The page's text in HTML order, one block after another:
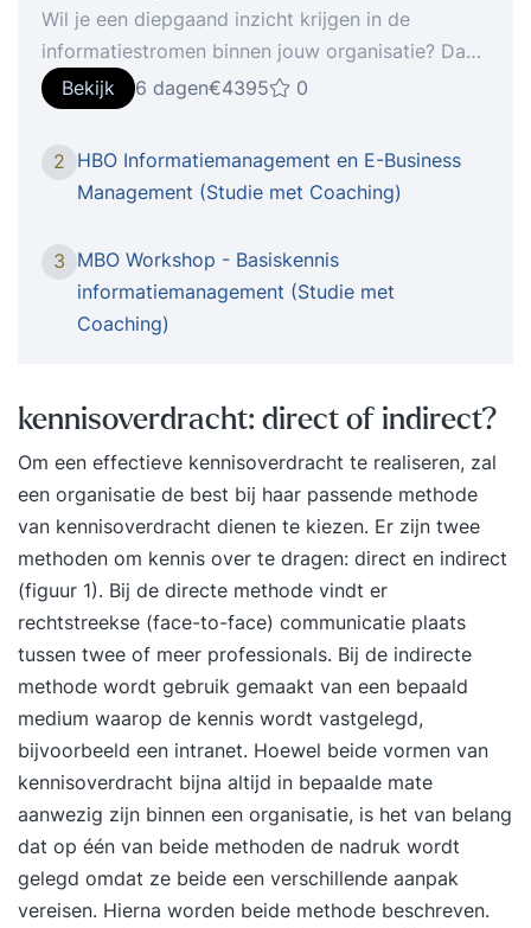
Wil je een diepgaand inzicht krijgen in de
informatiestromen binnen jouw organisatie? Dan
is de intrigerende hbo-opleiding
Informatiemanagement iets voor jou! Deze
opleiding biedt een breed scala aan
vaardigheden, waaronder het formuleren van
strategische ICT-doelstellingen, het opstellen van
datawarehousing. Tijdens de opleiding worden
diverse onderwerpen behandeld, zoals
systeemontwikkeling, kennismanagement, het
oriëntatie. Met praktijkgerichte opdrachten kun je
de verworven kennis direct toepassen in je eigen
werkomgeving. Na het afronden van deze
opleiding ben je uitgerust met de vaardigheden
om informatiemanagement op een efficiënte
manier te leiden. Schrijf je vandaag nog in en
versterk je vaardigheden in
informatiemanagement! Wil je groeien en leren
met individuele aandacht? Dan is Van Soest-
Koedam de opleider waar je naar op zoek bent.
We zetten jouw persoonlijke leertraject centraal
bij ons. Gedurende de opleiding word je van
begin tot eind uitstekend begeleid. Van Soest-
Koedam staat bekend als de toonaangevende
opleider met individuele coaching voor mensen
die continu willen blijven ontwikkelen. Je stelt
samen met ons persoonlijke leerdoelen op, werkt
Bekijk 6 dagen€4395 0
2 HBO Informatiemanagement en E-Business
Management (Studie met Coaching)
3 MBO Workshop - Basiskennis
informatiemanagement (Studie met
Coaching)
kennisoverdracht: direct of indirect?
Om een effectieve kennisoverdracht te realiseren, zal
een organisatie de best bij haar passende methode
van kennisoverdracht dienen te kiezen. Er zijn twee
methoden om kennis over te dragen: direct en indirect
(figuur 1). Bij de directe methode vindt er
rechtstreekse (face-to-face) communicatie plaats
tussen twee of meer professionals. Bij de indirecte
methode wordt gebruik gemaakt van een bepaald
medium waarop de kennis wordt vastgelegd,
bijvoorbeeld een intranet. Hoewel beide vormen van
kennisoverdracht bijna altijd in bepaalde mate
aanwezig zijn binnen een organisatie, is het van belang
dat op één van beide methoden de nadruk wordt
gelegd omdat ze beide een verschillende aanpak
vereisen. Hierna worden beide methode beschreven.